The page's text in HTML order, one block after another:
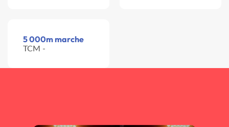
5 000m marche
TCM -